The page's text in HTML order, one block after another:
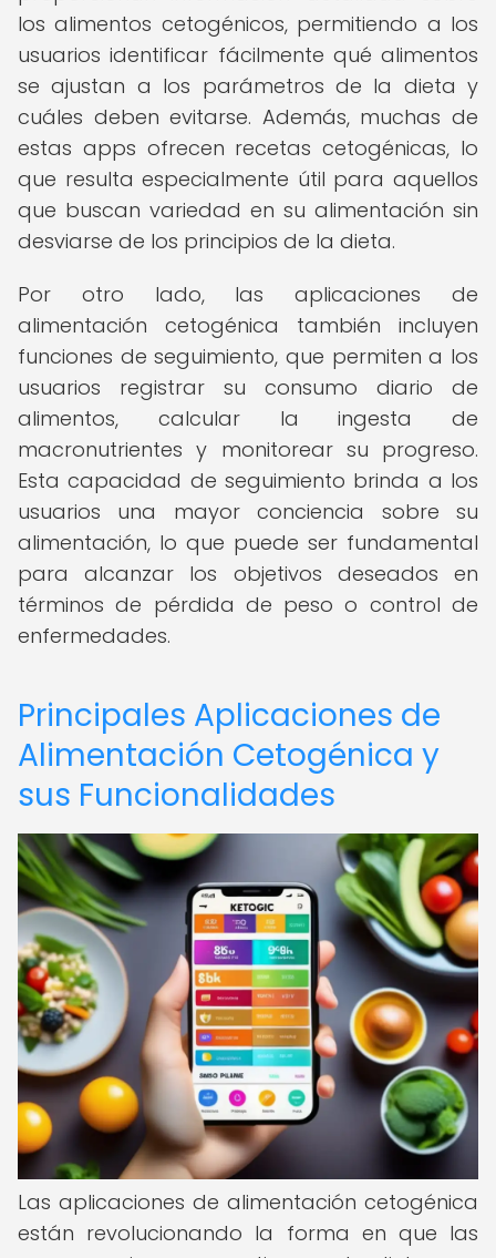
los alimentos cetogénicos, permitiendo a los
usuarios identificar fácilmente qué alimentos
se ajustan a los parámetros de la dieta y
cuáles deben evitarse. Además, muchas de
estas apps ofrecen recetas cetogénicas, lo
que resulta especialmente útil para aquellos
que buscan variedad en su alimentación sin
desviarse de los principios de la dieta.
Por otro lado, las aplicaciones de
alimentación cetogénica también incluyen
funciones de seguimiento, que permiten a los
usuarios registrar su consumo diario de
alimentos, calcular la ingesta de
macronutrientes y monitorear su progreso.
Esta capacidad de seguimiento brinda a los
usuarios una mayor conciencia sobre su
alimentación, lo que puede ser fundamental
para alcanzar los objetivos deseados en
términos de pérdida de peso o control de
enfermedades.
Principales Aplicaciones de
Alimentación Cetogénica y
sus Funcionalidades
Las aplicaciones de alimentación cetogénica
están revolucionando la forma en que las